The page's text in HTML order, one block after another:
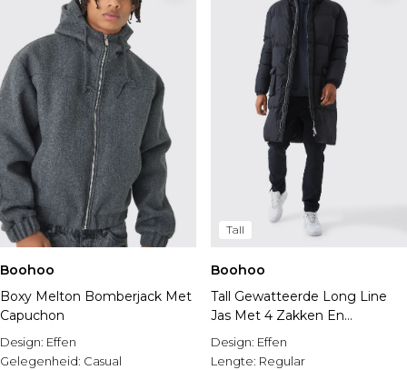
Boohoo
Boxy Melton Bomberjack Met
Capuchon
Design: Effen
Gelegenheid: Casual
Tall
Boohoo
Tall Gewatteerde Long Line
Jas Met 4 Zakken En
Capuchon
Design: Effen
Lengte: Regular